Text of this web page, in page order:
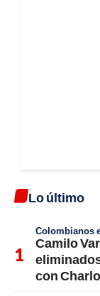
Lo último
Colombianos
Camilo
con